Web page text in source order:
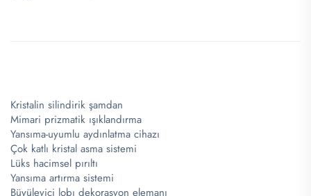
Kristalin silindirik şamdan
Mimari prizmatik ışıklandırma
Yansıma-uyumlu aydınlatma cihazı
Çok katlı kristal asma sistemi
Lüks hacimsel pırıltı
Yansıma artırma sistemi
Büyüleyici lobı dekorasyon elemanı